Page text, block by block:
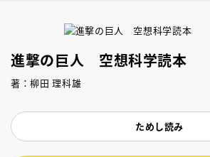
進撃の巨人 空想科学読本
著：柳田 理科雄
ためし読み